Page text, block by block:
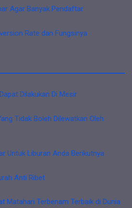
Agar Banyak Pendaftar
Rate dan Fungsinya
Dilakukan Di Mesir
Tidak Boleh Dilewatkan Oleh
Untuk Liburan Anda Berikutnya
Anti Ribet
Matahari Terbenam Terbaik di Dunia